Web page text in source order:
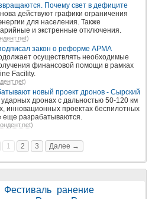
Почему свет в дефиците
действуют графики ограничения
для населения. Также
и экстренные отключения.
)
закон о реформе АРМА
осуществлять необходимые
финансовой помощи в рамках
Facility.
)
новый проект дронов - Сырский
ударных дронах с дальностью 50-120 км
инновационных проектах беспилотных
еще разрабатываются.
)
1 2 3 Далее →
Фестиваль ранение